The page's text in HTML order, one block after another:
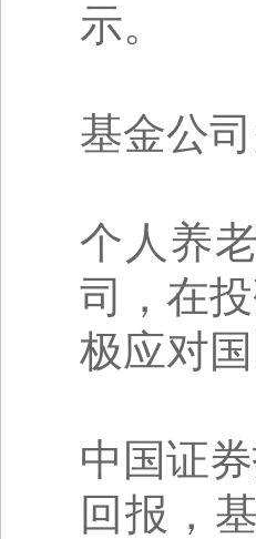
示。
基金公
个人养
司，在
极应对
中国证
回报，